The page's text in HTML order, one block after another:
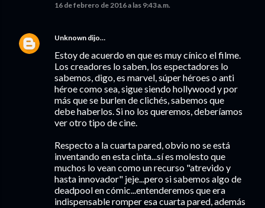
16 de febrero de 2016 a las 9:43 a.m.
Unknown dijo…
Estoy de acuerdo en que es muy cínico el filme.
Los creadores lo saben, los espectadores lo
sabemos, digo, es marvel, súper héroes o anti
héroe como sea, sigue siendo hollywood y por
más que se burlen de clichés, sabemos que
debe haberlos. Si no los queremos, deberíamos
ver otro tipo de cine.
Respecto a la cuarta pared, obvio no se está
inventando en esta cinta...sí es molesto que
muchos lo vean como un recurso "atrevido y
hasta innovador" jeje...pero si sabemos algo de
deadpool en cómic...entenderemos que era
indispensable romper esa cuarta pared, además